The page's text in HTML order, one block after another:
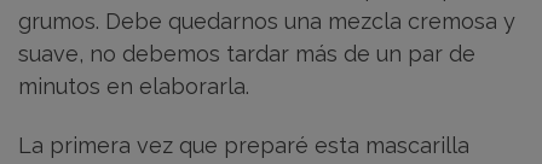
grumos. Debe quedarnos una mezcla cremosa y
suave, no debemos tardar más de un par de
minutos en elaborarla.
La primera vez que preparé esta mascarilla